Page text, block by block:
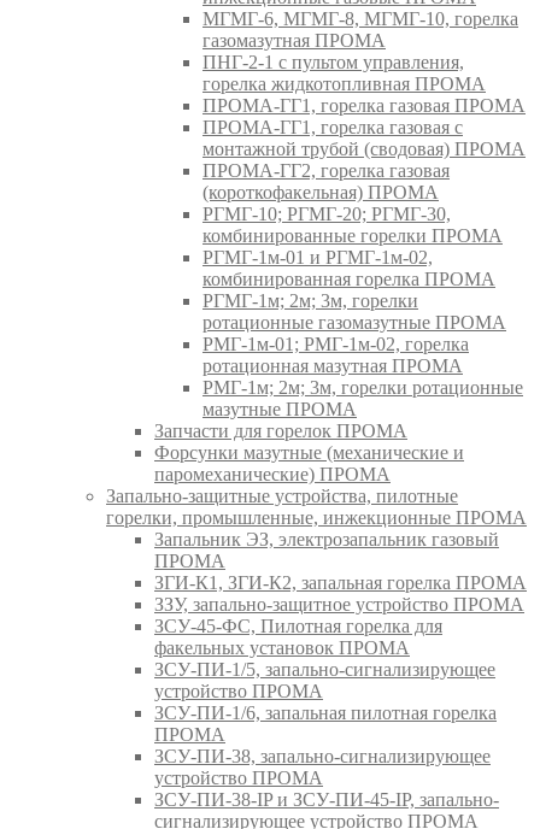
МГМГ-6, МГМГ-8, МГМГ-10, горелка
газомазутная ПРОМА
ПНГ-2-1 с пультом управления,
горелка жидкотопливная ПРОМА
ПРОМА-ГГ1, горелка газовая ПРОМА
ПРОМА-ГГ1, горелка газовая с
монтажной трубой (сводовая) ПРОМА
ПРОМА-ГГ2, горелка газовая
(короткофакельная) ПРОМА
РГМГ-10; РГМГ-20; РГМГ-30,
комбинированные горелки ПРОМА
РГМГ-1м-01 и РГМГ-1м-02,
комбинированная горелка ПРОМА
РГМГ-1м; 2м; 3м, горелки
ротационные газомазутные ПРОМА
РМГ-1м-01; РМГ-1м-02, горелка
ротационная мазутная ПРОМА
РМГ-1м; 2м; 3м, горелки ротационные
мазутные ПРОМА
Запчасти для горелок ПРОМА
Форсунки мазутные (механические и
паромеханические) ПРОМА
Запально-защитные устройства, пилотные
горелки, промышленные, инжекционные ПРОМА
Запальник ЭЗ, электрозапальник газовый
ПРОМА
ЗГИ-К1, ЗГИ-К2, запальная горелка ПРОМА
ЗЗУ, запально-защитное устройство ПРОМА
ЗСУ-45-ФС, Пилотная горелка для
факельных установок ПРОМА
ЗСУ-ПИ-1/5, запально-сигнализирующее
устройство ПРОМА
ЗСУ-ПИ-1/6, запальная пилотная горелка
ПРОМА
ЗСУ-ПИ-38, запально-сигнализирующее
устройство ПРОМА
ЗСУ-ПИ-38-IP и ЗСУ-ПИ-45-IP, запально-
сигнализирующее устройство ПРОМА